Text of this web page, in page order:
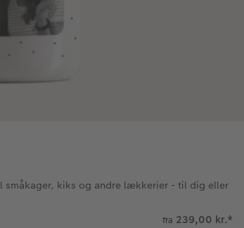
småkager, kiks og andre lækkerier - til dig eller
fra 239,00 kr.*